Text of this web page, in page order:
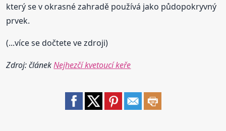
který se v okrasné zahradě používá jako půdopokryvný
prvek.
(...více se dočtete ve zdroji)
Zdroj: článekNejhezčí kvetoucí keře